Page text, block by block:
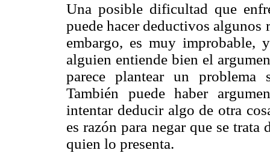
Una posible dificultad que
puede hacer deductivos
embargo, es muy improbable,
alguien entiende bien el
parece plantear un problema
También puede haber
intentar deducir algo de otra
es razón para negar que se
quien lo presenta.